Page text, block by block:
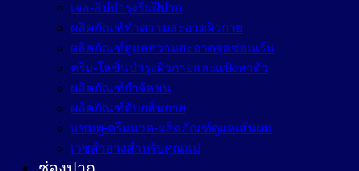
เจล-ลิปบำรุงริมฝีปาก
ผลิตภัณฑ์ทำความสะอาดผิวกาย
ผลิตภัณฑ์ดูแลความสะอาดจุดซ่อนเร้น
ครีม-โลชั่นบำรุงผิวกายและแป้งทาตัว
ผลิตภัณฑ์กำจัดขน
ผลิตภัณฑ์ดับกลิ่นกาย
แชมพู-ครีมนวด-ผลิตภัณฑ์ดูแลเส้นผม
เวชสำอางสำหรับคุณแม่